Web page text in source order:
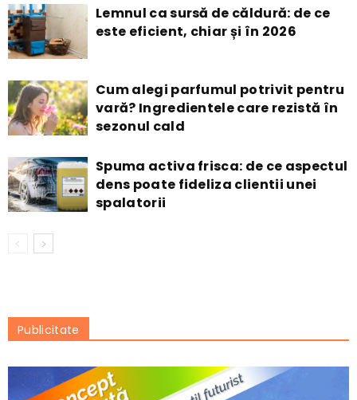
Lemnul ca sursă de căldură: de ce
este eficient, chiar și în 2026
Cum alegi parfumul potrivit pentru
vară? Ingredientele care rezistă în
sezonul cald
Spuma activa frisca: de ce aspectul
dens poate fideliza clientii unei
spalatorii
Publicitate